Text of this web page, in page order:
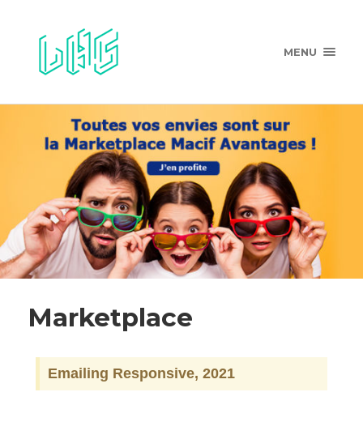
MENU
Marketplace
Emailing Responsive, 2021